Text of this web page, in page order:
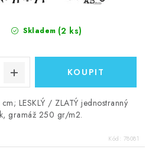
Skladem (2 ks)
LESKLÝ / ZLATÝ jednostranný
gramáž 250 gr/m2.
Kód: 78081